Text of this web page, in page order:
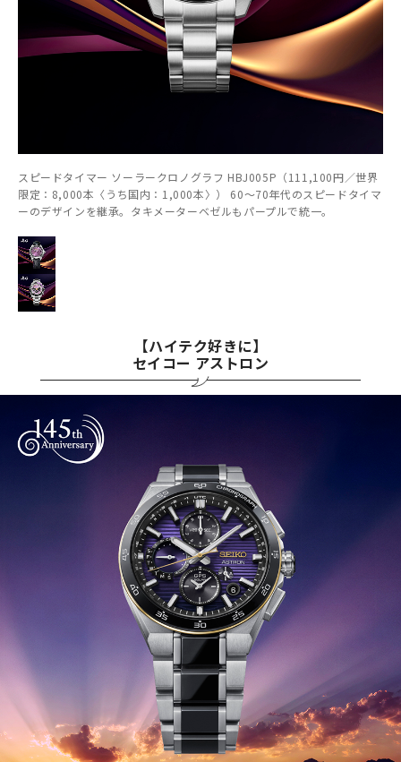
スピードタイマー ソーラークロノグラフ HBJ005P（111,100円／世界
限定：8,000本〈うち国内：1,000本〉） 60～70年代のスピードタイマ
ーのデザインを継承。タキメーターベゼルもパープルで統一。
【ハイテク好きに】
セイコー アストロン